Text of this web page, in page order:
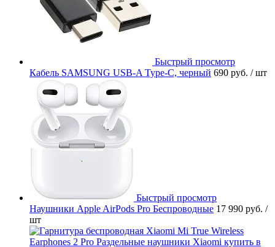
Быстрый просмотр
Кабель SAMSUNG USB-A Type-C, черный 690 руб. / шт
Быстрый просмотр
Наушники Apple AirPods Pro Беспроводные 17 990 руб. /
шт